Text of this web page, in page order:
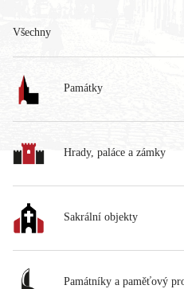
Všechny
Památky
Hrady, paláce a zámky
Sakrální objekty
Památníky a paměťový